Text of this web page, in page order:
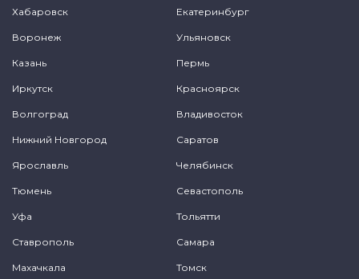
Хабаровск Екатеринбург
Воронеж Ульяновск
Казань Пермь
Иркутск Красноярск
Волгоград Владивосток
Нижний Новгород Саратов
Ярославль Челябинск
Тюмень Севастополь
Уфа Тольятти
Ставрополь Самара
Махачкала Томск